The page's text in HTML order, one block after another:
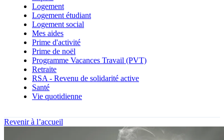
Logement
Logement étudiant
Logement social
Mes aides
Prime d'activité
Prime de noël
Programme Vacances Travail (PVT)
Retraite
RSA - Revenu de solidarité active
Santé
Vie quotidienne
Revenir à l’accueil